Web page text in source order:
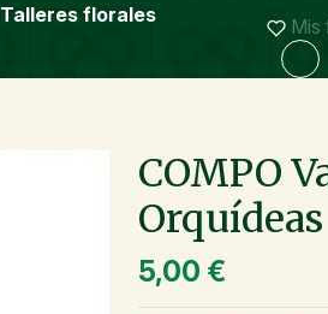
Talleres florales
Mis
COMPO
Orquídeas
5,00 €